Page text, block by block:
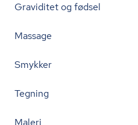
Graviditet og fødsel
Massage
Smykker
Tegning
Maleri